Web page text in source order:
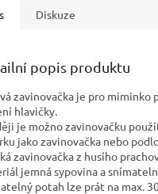
Diskuze
popis produktu
zavinovačka je pro
hlavičky.
je možno zavinovačku
jako zavinovačka nebo
zavinovačka z husího
jemná sypovina a
potah lze prát na max.